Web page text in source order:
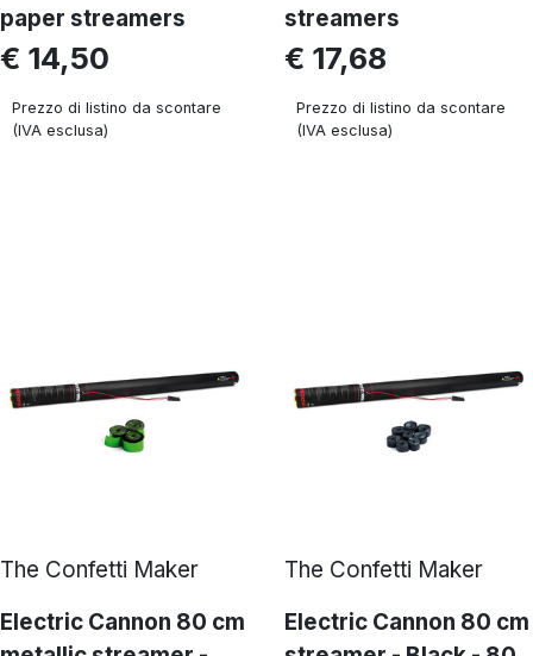
paper streamers
€ 14,50
Prezzo di listino da scontare
(IVA esclusa)
streamers
€ 17,68
Prezzo di listino da scontare
(IVA esclusa)
The Confetti Maker
Electric Cannon 80 cm
The Confetti Maker
Electric Cannon 80 cm